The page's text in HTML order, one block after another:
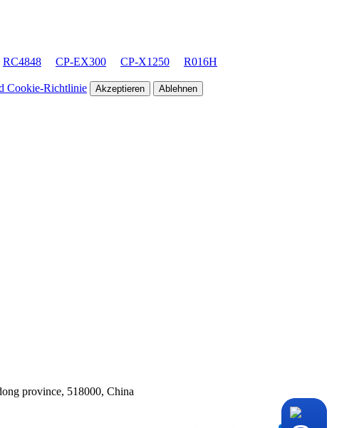
RC4848 CP-EX300 CP-X1250
R016H
Cookie-Richtlinie Akzeptieren Ablehnen
province, 518000, China